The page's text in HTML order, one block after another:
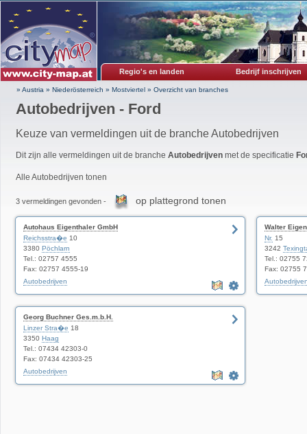
Regio's en landen Bedrijf inschrijven
» Austria » Niederösterreich » Mostviertel » Overzicht van branches
Autobedrijven - Ford
Keuze van vermeldingen uit de branche Autobedrijven
Dit zijn alle vermeldingen uit de branche Autobedrijven met de specificatie
Alle Autobedrijven tonen
3 vermeldingen gevonden - op plattegrond tonen
Autohaus Eigenthaler GmbH
Reichsstra�e 10
3380 Pöchlarn
Tel.: 02757 4555
Fax: 02757 4555-19
Autobedrijven
Walter
Nr. 15
3242
Tel.: 02755
Fax: 02755
Georg Buchner Ges.m.b.H.
Linzer Stra�e 18
3350 Haag
Tel.: 07434 42303-0
Fax: 07434 42303-25
Autobedrijven